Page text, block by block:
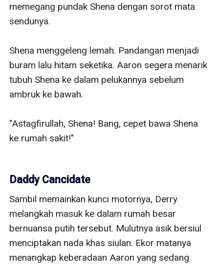
memegang pundak Shena dengan sorot mata
sendunya.
Shena menggeleng lemah. Pandangan menjadi
buram lalu hitam seketika. Aaron segera menarik
tubuh Shena ke dalam pelukannya sebelum
ambruk ke bawah.
"Astagfirullah, Shena! Bang, cepet bawa Shena
ke rumah sakit!"
Daddy Cancidate
Sambil memainkan kunci motornya, Derry
melangkah masuk ke dalam rumah besar
bernuansa putih tersebut. Mulutnya asik bersiul
menciptakan nada khas siulan. Ekor matanya
menangkap keberadaan Aaron yang sedang